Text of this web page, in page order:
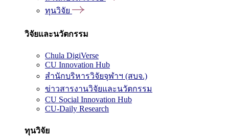
ทุนวิจัย
วิจัยและนวัตกรรม
Chula DigiVerse
CU Innovation Hub
สำนักบริหารวิจัยจุฬาฯ (สบจ.)
ข่าวสารงานวิจัยและนวัตกรรม
CU Social Innovation Hub
CU-Daily Research
ทุนวิจัย